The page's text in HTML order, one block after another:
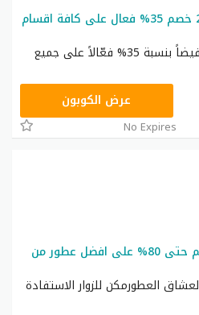
كود خصم بلوار للعطور 2026 خصم 35% فعال على كافة اقسام
كود خصم بلوار 2026 يوفر تخفيضاً بنسبة 35% فعّالاً على جميع
عرض الكوبون
No Expires
كود خصم موقع beluar خصم حتى 80% على افضل عطور من
العطورمكن للزوار الاستفادة